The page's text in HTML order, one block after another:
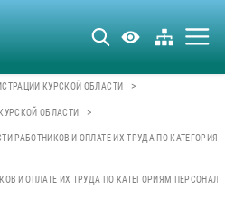
КУРСКОЙ ОБЛАСТИ >
ОБЛАСТИ >
РАБОТНИКОВ И ОПЛАТЕ ИХ ТРУДА ПО
И ОПЛАТЕ ИХ ТРУДА ПО КАТЕГОРИЯМ